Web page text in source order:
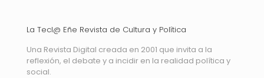
La Tecl@ Eñe Revista de Cultura y Política
Una Revista Digital creada en 2001 que invita a la
reflexión, el debate y a incidir en la realidad política y
social.